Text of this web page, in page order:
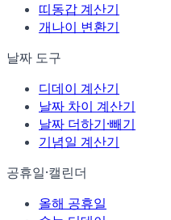
띠동갑 계산기
개나이 변환기
날짜 도구
디데이 계산기
날짜 차이 계산기
날짜 더하기·빼기
기념일 계산기
공휴일·캘린더
올해 공휴일